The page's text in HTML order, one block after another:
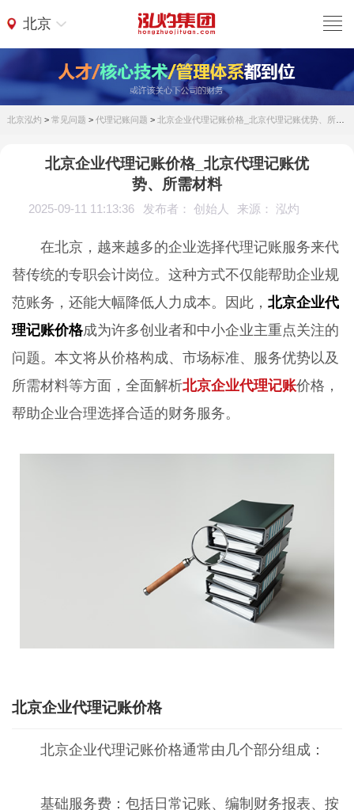
北京
北京泓灼 > 常见问题 > 代理记账问题 > 北京企业代理记账价格_北京代理记账优势、所需材料
北京企业代理记账价格_北京代理记账优
势、所需材料
2025-09-11 11:13:36 发布者： 创始人 来源： 泓灼
在北京，越来越多的企业选择代理记账服务来代
替传统的专职会计岗位。这种方式不仅能帮助企业规
范账务，还能大幅降低人力成本。因此， 北京企业代
理记账价格成为许多创业者和中小企业主重点关注的
问题。本文将从价格构成、市场标准、服务优势以及
所需材料等方面，全面解析北京企业代理记账价格，
帮助企业合理选择合适的财务服务。
北京企业代理记账价格
北京企业代理记账价格通常由几个部分组成：
基础服务费：包括日常记账、编制财务报表、按